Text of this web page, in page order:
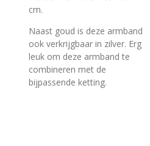
cm.
Naast goud is deze armband
ook verkrijgbaar in zilver. Erg
leuk om deze armband te
combineren met de
bijpassende ketting.